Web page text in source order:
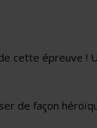
cette épreuve !
de façon